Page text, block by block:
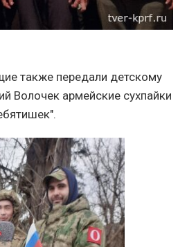
также передали детскому
Волочек армейские сухпайки